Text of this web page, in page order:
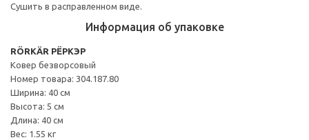
Сушить в расправленном виде.
Информация об упаковке
RÖRKÄR РЁРКЭР
Ковер безворсовый
Номер товара: 304.187.80
Ширина: 40 см
Высота: 5 см
Длина: 40 см
Вес: 1.55 кг